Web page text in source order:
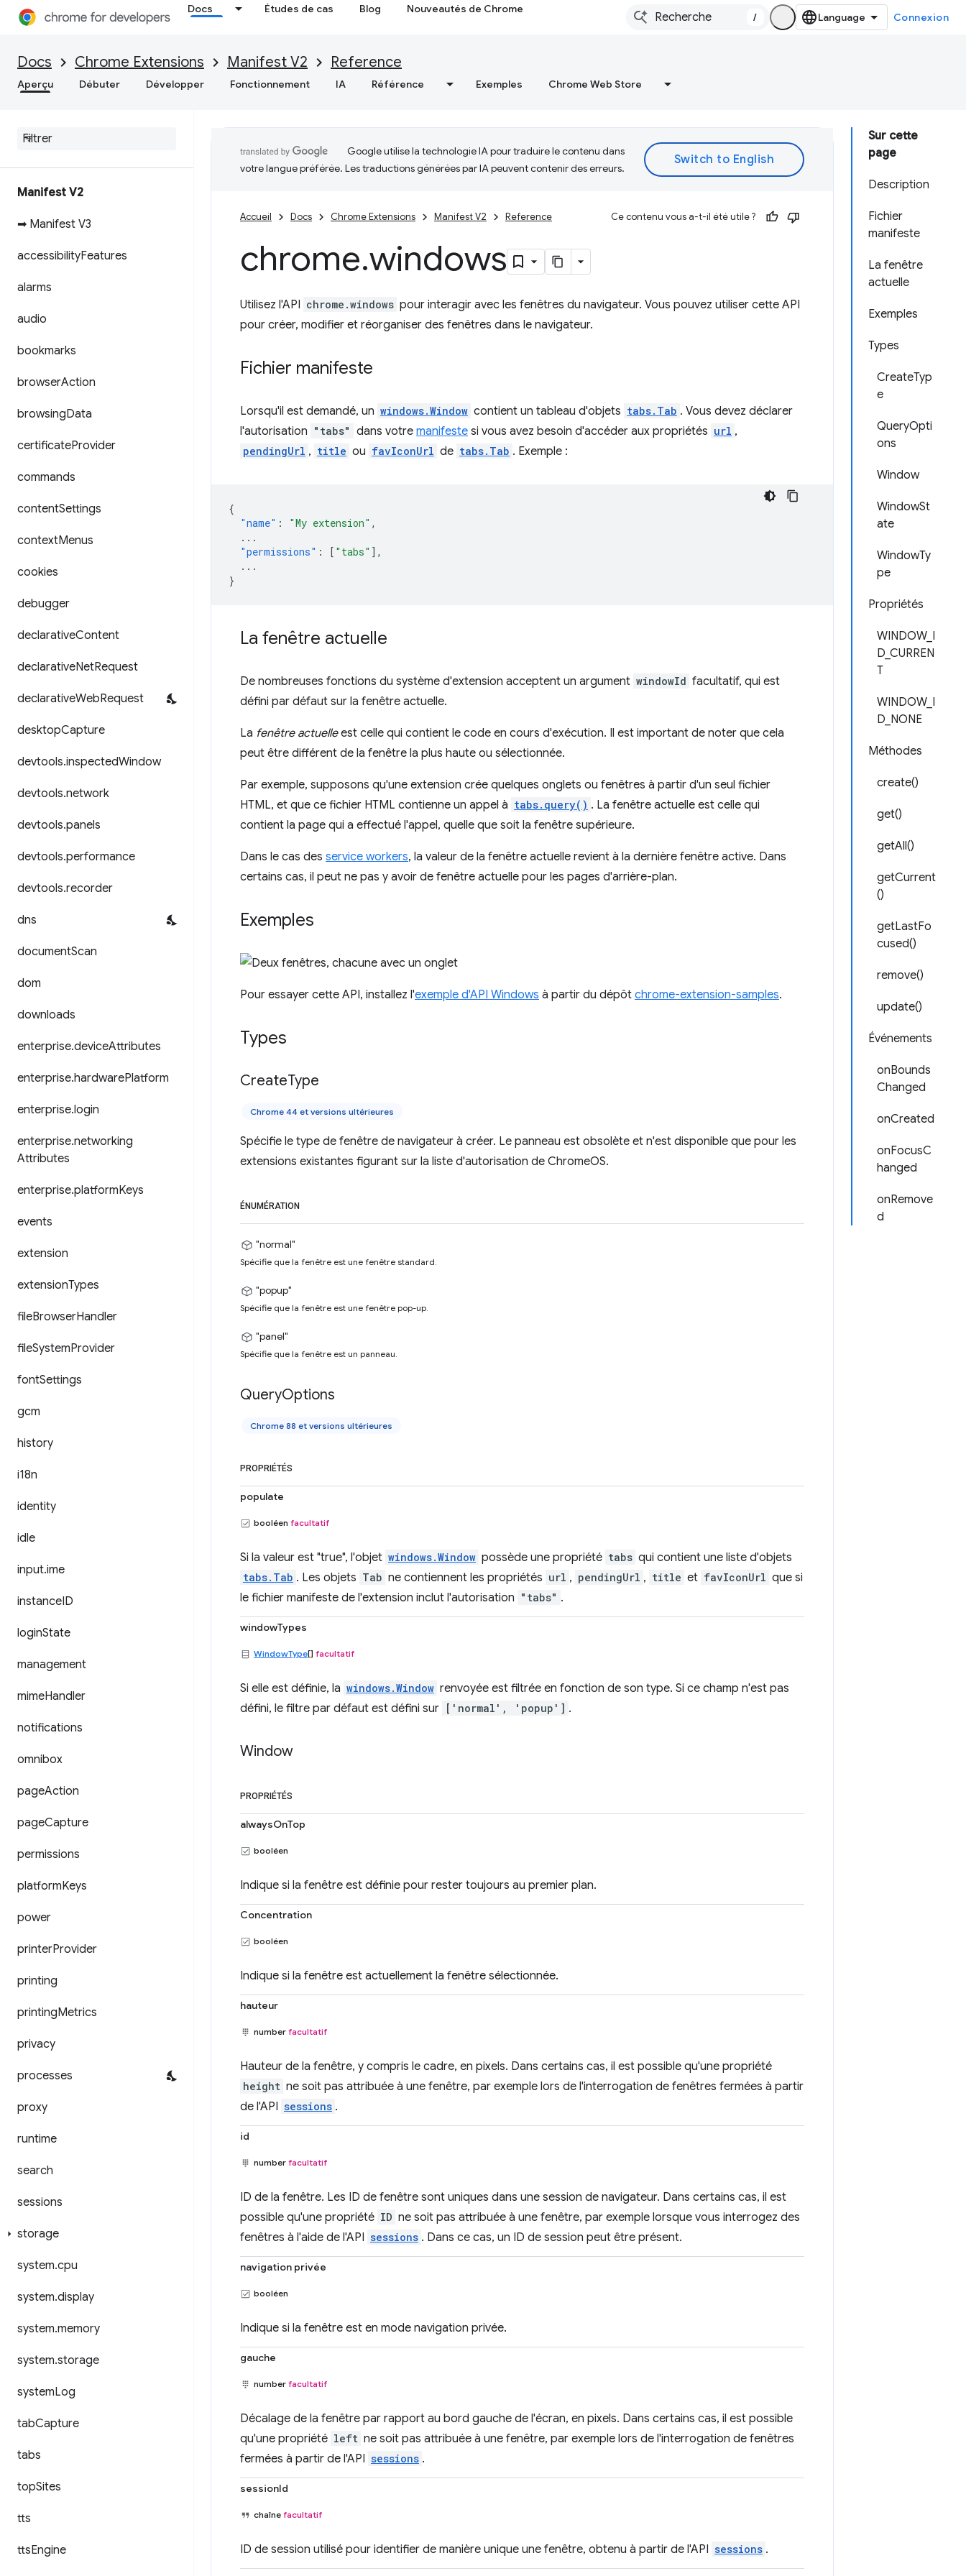
Docs Études de cas Blog Nouveautés de Chrome
/ Connexion
Docs Chrome Extensions Manifest V2 Reference
Aperçu Débuter Développer Fonctionnement IA Référence Exemples Chrome Web Store
Manifest V2
➡ Manifest V3
accessibilityFeatures
alarms
audio
bookmarks
browserAction
browsingData
certificateProvider
commands
contentSettings
contextMenus
cookies
debugger
declarativeContent
declarativeNetRequest
declarativeWebRequest
desktopCapture
devtools.inspectedWindow
devtools.network
devtools.panels
devtools.performance
devtools.recorder
dns
documentScan
dom
downloads
enterprise.deviceAttributes
enterprise.hardwarePlatform
enterprise.login
enterprise.networking
Attributes
enterprise.platformKeys
events
extension
extensionTypes
fileBrowserHandler
fileSystemProvider
fontSettings
gcm
history
i18n
identity
idle
input.ime
instanceID
loginState
management
mimeHandler
notifications
omnibox
pageAction
pageCapture
permissions
platformKeys
power
printerProvider
printing
printingMetrics
privacy
processes
proxy
runtime
search
sessions
storage
system.cpu
system.display
system.memory
system.storage
systemLog
tabCapture
tabs
topSites
tts
ttsEngine
Sur cette
page
Description
Fichier
manifeste
La fenêtre
actuelle
Exemples
Types
CreateTyp
e
QueryOpti
ons
Window
WindowSt
ate
WindowTy
pe
Propriétés
WINDOW_I
D_CURREN
T
WINDOW_I
D_NONE
Méthodes
create()
get()
getAll()
getCurrent
()
getLastFo
cused()
remove()
update()
Événements
onBounds
Changed
onCreated
onFocusC
hanged
onRemove
d
Google utilise la technologie IA pour traduire le contenu dans
votre langue préférée. Les traductions générées par IA peuvent contenir des erreurs.
Accueil Docs Chrome Extensions Manifest V2 Reference Ce contenu vous a-t-il été utile ?
chrome.windows
Utilisez l'API chrome.windows pour interagir avec les fenêtres du navigateur. Vous pouvez utiliser cette API
pour créer, modifier et réorganiser des fenêtres dans le navigateur.
Fichier manifeste
Lorsqu'il est demandé, un windows.Window contient un tableau d'objets tabs.Tab . Vous devez déclarer
l'autorisation "tabs" dans votre manifeste si vous avez besoin d'accéder aux propriétés url ,
pendingUrl , title ou favIconUrl de tabs.Tab . Exemple :
{
"name" : "My extension" ,
...
"permissions" : [ "tabs" ],
...
}
La fenêtre actuelle
De nombreuses fonctions du système d'extension acceptent un argument windowId facultatif, qui est
défini par défaut sur la fenêtre actuelle.
La fenêtre actuelleest celle qui contient le code en cours d'exécution. Il est important de noter que cela
peut être différent de la fenêtre la plus haute ou sélectionnée.
Par exemple, supposons qu'une extension crée quelques onglets ou fenêtres à partir d'un seul fichier
HTML, et que ce fichier HTML contienne un appel à tabs.query() . La fenêtre actuelle est celle qui
contient la page qui a effectué l'appel, quelle que soit la fenêtre supérieure.
Dans le cas des service workers, la valeur de la fenêtre actuelle revient à la dernière fenêtre active. Dans
certains cas, il peut ne pas y avoir de fenêtre actuelle pour les pages d'arrière-plan.
Exemples
Pour essayer cette API, installez l'exemple d'API Windows à partir du dépôt chrome-extension-samples.
Types
CreateType
Chrome 44 et versions ultérieures
Spécifie le type de fenêtre de navigateur à créer. Le panneau est obsolète et n'est disponible que pour les
extensions existantes figurant sur la liste d'autorisation de ChromeOS.
ÉNUMÉRATION
"normal"
Spécifie que la fenêtre est une fenêtre standard.
"popup"
Spécifie que la fenêtre est une fenêtre pop-up.
"panel"
Spécifie que la fenêtre est un panneau.
QueryOptions
Chrome 88 et versions ultérieures
PROPRIÉTÉS
populate
booléen facultatif
Si la valeur est "true", l'objet windows.Window possède une propriété tabs qui contient une liste d'objets
tabs.Tab . Les objets Tab ne contiennent les propriétés url , pendingUrl , title et favIconUrl que si
le fichier manifeste de l'extension inclut l'autorisation "tabs" .
windowTypes
WindowType[] facultatif
Si elle est définie, la windows.Window renvoyée est filtrée en fonction de son type. Si ce champ n'est pas
défini, le filtre par défaut est défini sur ['normal', 'popup'] .
Window
PROPRIÉTÉS
alwaysOnTop
booléen
Indique si la fenêtre est définie pour rester toujours au premier plan.
Concentration
booléen
Indique si la fenêtre est actuellement la fenêtre sélectionnée.
hauteur
number facultatif
Hauteur de la fenêtre, y compris le cadre, en pixels. Dans certains cas, il est possible qu'une propriété
height ne soit pas attribuée à une fenêtre, par exemple lors de l'interrogation de fenêtres fermées à partir
de l'API sessions .
id
number facultatif
ID de la fenêtre. Les ID de fenêtre sont uniques dans une session de navigateur. Dans certains cas, il est
possible qu'une propriété ID ne soit pas attribuée à une fenêtre, par exemple lorsque vous interrogez des
fenêtres à l'aide de l'API sessions . Dans ce cas, un ID de session peut être présent.
navigation privée
booléen
Indique si la fenêtre est en mode navigation privée.
gauche
number facultatif
Décalage de la fenêtre par rapport au bord gauche de l'écran, en pixels. Dans certains cas, il est possible
qu'une propriété left ne soit pas attribuée à une fenêtre, par exemple lors de l'interrogation de fenêtres
fermées à partir de l'API sessions .
sessionId
chaîne facultatif
ID de session utilisé pour identifier de manière unique une fenêtre, obtenu à partir de l'API sessions .